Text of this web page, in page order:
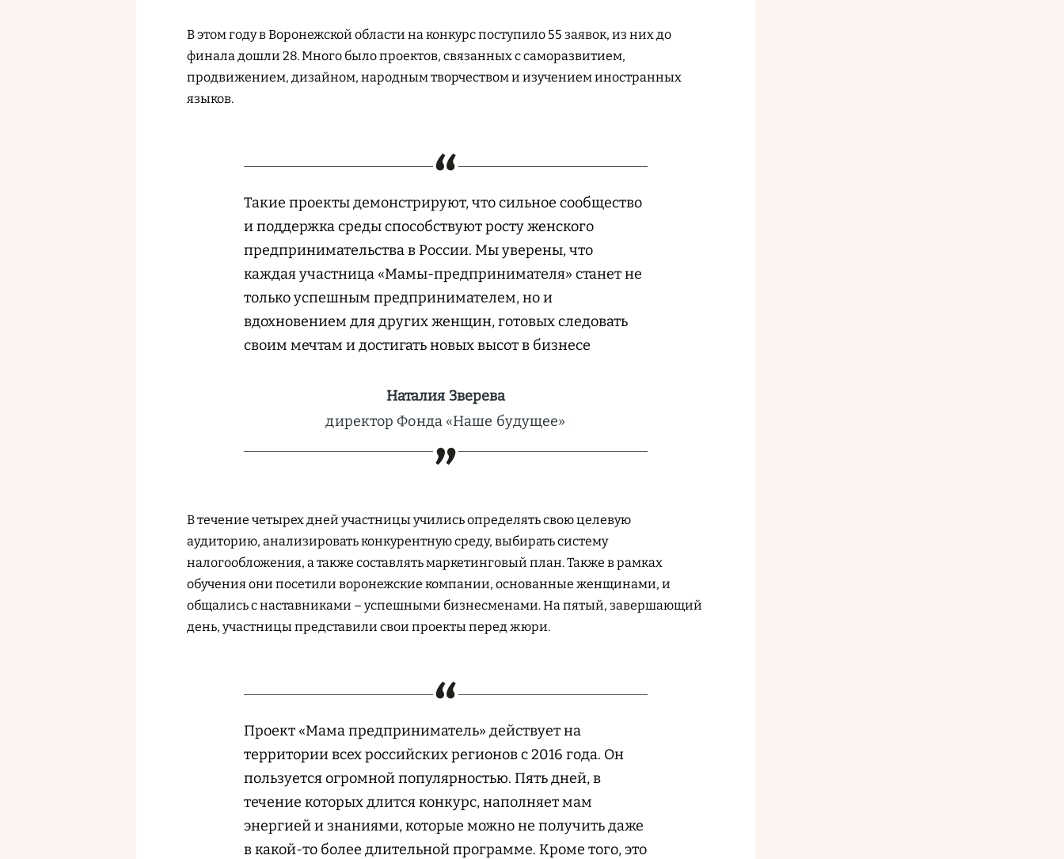
В этом году в Воронежской области на конкурс поступило 55 заявок, из них до
финала дошли 28. Много было проектов, связанных с саморазвитием,
продвижением, дизайном, народным творчеством и изучением иностранных
языков.
Такие проекты демонстрируют, что сильное сообщество
и поддержка среды способствуют росту женского
предпринимательства в России. Мы уверены, что
каждая участница «Мамы-предпринимателя» станет не
только успешным предпринимателем, но и
вдохновением для других женщин, готовых следовать
своим мечтам и достигать новых высот в бизнесе
Наталия Зверева
директор Фонда «Наше будущее»
В течение четырех дней участницы учились определять свою целевую
аудиторию, анализировать конкурентную среду, выбирать систему
налогообложения, а также составлять маркетинговый план. Также в рамках
обучения они посетили воронежские компании, основанные женщинами, и
общались с наставниками – успешными бизнесменами. На пятый, завершающий
день, участницы представили свои проекты перед жюри.
Проект «Мама предприниматель» действует на
территории всех российских регионов с 2016 года. Он
пользуется огромной популярностью. Пять дней, в
течение которых длится конкурс, наполняет мам
энергией и знаниями, которые можно не получить даже
в какой-то более длительной программе. Кроме того, это